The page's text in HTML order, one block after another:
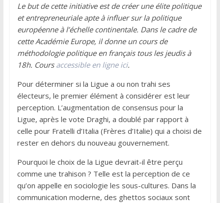
Le but de cette initiative est de créer une élite politique
et entrepreneuriale apte à influer sur la politique
européenne à l’échelle continentale. Dans le cadre de
cette Académie Europe, il donne un cours de
méthodologie politique en français tous les jeudis à
18h. Cours accessible en ligne ici.
Pour déterminer si la Ligue a ou non trahi ses
électeurs, le premier élément à considérer est leur
perception. L’augmentation de consensus pour la
Ligue, après le vote Draghi, a doublé par rapport à
celle pour Fratelli d’Italia (Frères d’Italie) qui a choisi de
rester en dehors du nouveau gouvernement.
Pourquoi le choix de la Ligue devrait-il être perçu
comme une trahison ? Telle est la perception de ce
qu’on appelle en sociologie les sous-cultures. Dans la
communication moderne, des ghettos sociaux sont